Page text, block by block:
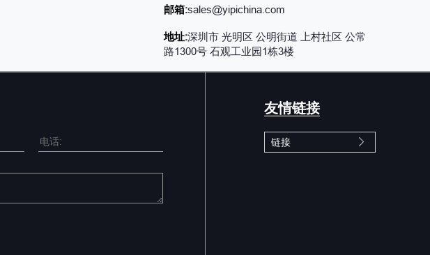
邮箱:sales@yipichina.com
地址:深圳市 光明区 公明街道 上村社区 公常
路1300号 石观工业园1栋3楼
友情链接
链接